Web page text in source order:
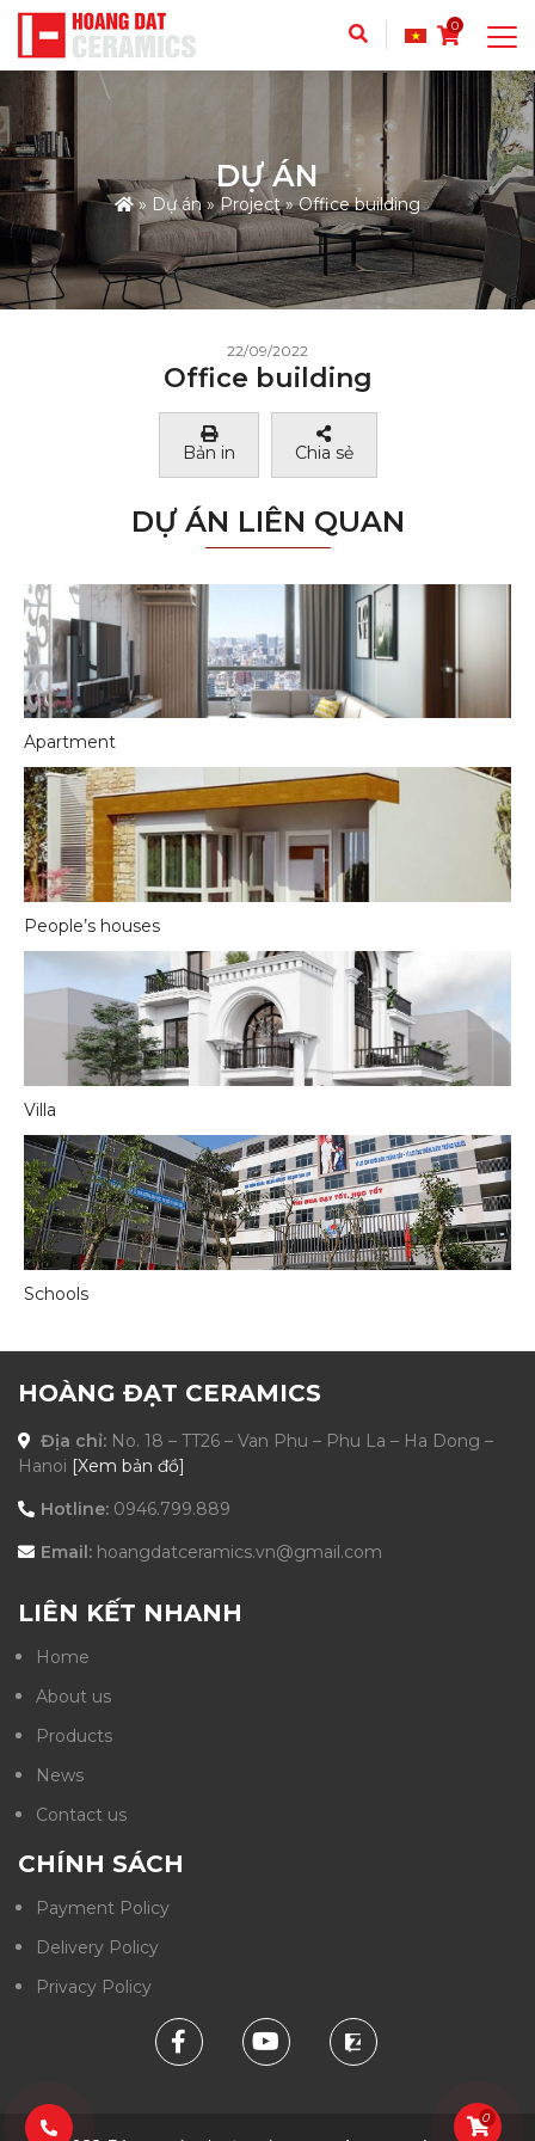
0
DỰ ÁN
» Dự án » Project » Office building
22/09/2022
Office building
Bản in Chia sẻ
DỰ ÁN LIÊN QUAN
Apartment
People’s houses
Villa
Schools
HOÀNG ĐẠT CERAMICS
Địa chỉ: No. 18 – TT26 – Van Phu – Phu La – Ha Dong –
Hanoi [Xem bản đồ]
Hotline: 0946.799.889
Email: hoangdatceramics.vn@gmail.com
LIÊN KẾT NHANH
Home
About us
Products
News
Contact us
CHÍNH SÁCH
Payment Policy
Delivery Policy
Privacy Policy
0